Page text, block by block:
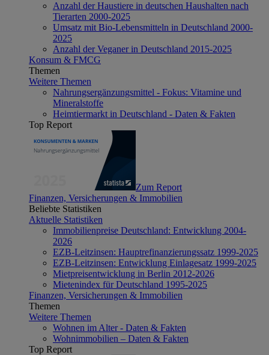
Anzahl der Haustiere in deutschen Haushalten nach
Tierarten 2000-2025
Umsatz mit Bio-Lebensmitteln in Deutschland 2000-
2025
Anzahl der Veganer in Deutschland 2015-2025
Konsum & FMCG
Themen
Weitere Themen
Nahrungsergänzungsmittel - Fokus: Vitamine und
Mineralstoffe
Heimtiermarkt in Deutschland - Daten & Fakten
Top Report
Zum Report
Finanzen, Versicherungen & Immobilien
Beliebte Statistiken
Aktuelle Statistiken
Immobilienpreise Deutschland: Entwicklung 2004-
2026
EZB-Leitzinsen: Hauptrefinanzierungssatz 1999-2025
EZB-Leitzinsen: Entwicklung Einlagesatz 1999-2025
Mietpreisentwicklung in Berlin 2012-2026
Mietenindex für Deutschland 1995-2025
Finanzen, Versicherungen & Immobilien
Themen
Weitere Themen
Wohnen im Alter - Daten & Fakten
Wohnimmobilien – Daten & Fakten
Top Report